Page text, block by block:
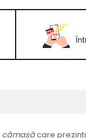
cămașăcare